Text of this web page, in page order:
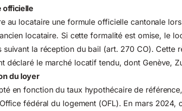
officielle
au locataire une formule officielle cantonale
locataire. Si cette formalité est omise, le
suivant la réception du bail (art. 270 CO). Cette
déclaré le marché locatif tendu, dont Genève,
du loyer
en fonction du taux hypothécaire de
fédéral du logement (OFL). En mars 2024,